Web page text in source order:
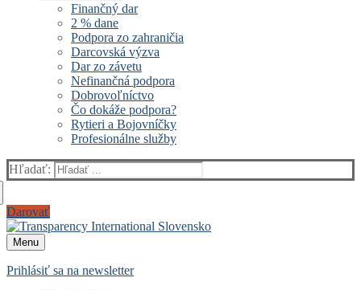
Finančný dar
2 % dane
Podpora zo zahraničia
Darcovská výzva
Dar zo závetu
Nefinančná podpora
Dobrovoľníctvo
Čo dokáže podpora?
Rytieri a Bojovníčky
Profesionálne služby
Hľadať:
Darovať
Menu
Prihlásiť sa na newsletter